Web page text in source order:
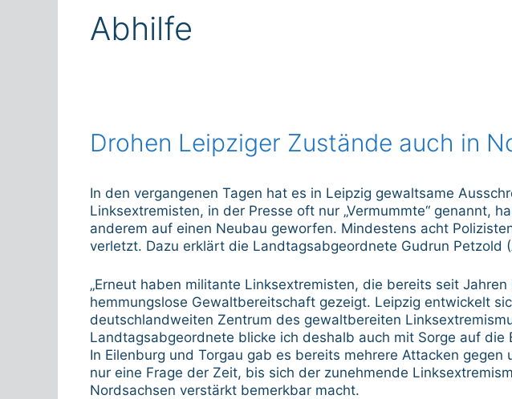
Abhilfe
Drohen Leipziger Zustände auch in
In den vergangenen Tagen hat es in Leipzig gewaltsame
Linksextremisten, in der Presse oft nur „Vermummte“ genannt,
anderem auf einen Neubau geworfen. Mindestens acht
verletzt. Dazu erklärt die Landtagsabgeordnete Gudrun Petzold
„Erneut haben militante Linksextremisten, die bereits seit
hemmungslose Gewaltbereitschaft gezeigt. Leipzig entwickelt
deutschlandweiten Zentrum des gewaltbereiten
Landtagsabgeordnete blicke ich deshalb auch mit Sorge auf die
In Eilenburg und Torgau gab es bereits mehrere Attacken gegen
nur eine Frage der Zeit, bis sich der zunehmende
Nordsachsen verstärkt bemerkbar macht.